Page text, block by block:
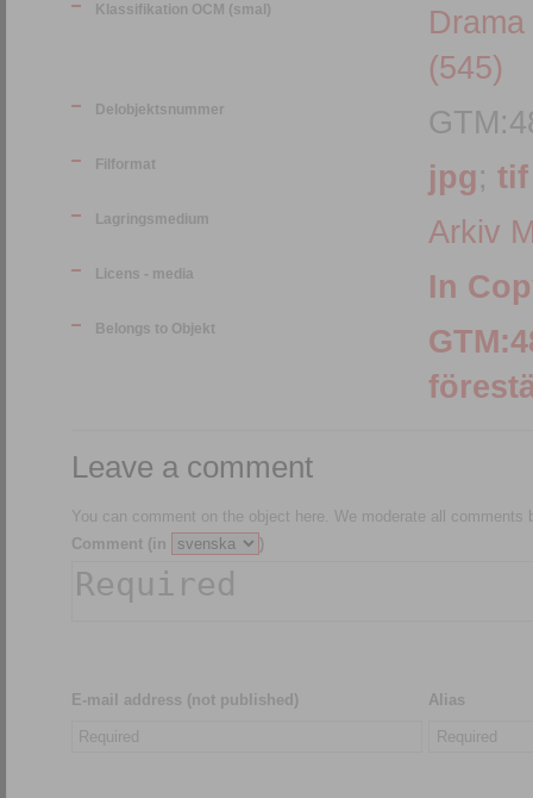
Klassifikation OCM (smal)
(545)
Delobjektsnummer
Filformat jpg; tif
Lagringsmedium Arkiv
Licens - media In
Belongs to Objekt
GTM:4801 ::
Leave a comment
You can comment on the object here. We moderate all comments
Comment (in
)
E-mail address (not published) Alias